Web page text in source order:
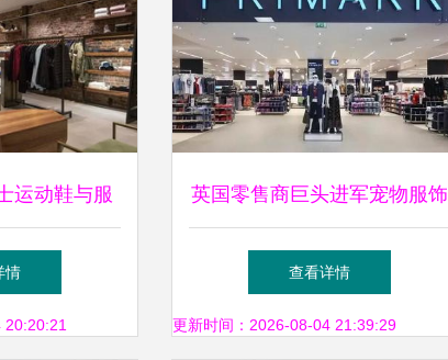
运动鞋与服
融合街头文
体验
情
英国零售商巨头进军宠物服饰
年售90亿美元的新增长曲线
查看详情
更新时间：2026-08-04 21:39:29